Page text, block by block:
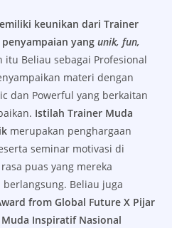
keunikan dari Trainer
yangunik, fun,
itu Beliau sebagai Profesional
materi dengan
dan Powerful yang berkaitan
Istilah Trainer Muda
merupakan penghargaan
seminar motivasi di
puas yang mereka
Beliau juga
from Global Future X Pijar
Inspiratif Nasional